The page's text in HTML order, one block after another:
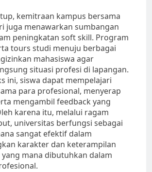
kemitraan kampus bersama
juga menawarkan sumbangan
peningkatan soft skill. Program
tours studi menuju berbagai
mahasiswa agar
situasi profesi di lapangan.
ini, siswa dapat mempelajari
para profesional, menyerap
mengambil feedback yang
karena itu, melalui ragam
universitas berfungsi sebagai
sangat efektif dalam
karakter dan keterampilan
mana dibutuhkan dalam